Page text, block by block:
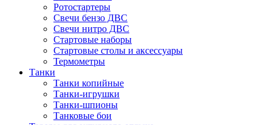
Ротостартеры
Свечи бензо ДВС
Свечи нитро ДВС
Стартовые наборы
Стартовые столы и аксессуары
Термометры
Танки
Танки копийные
Танки-игрушки
Танки-шпионы
Танковые бои